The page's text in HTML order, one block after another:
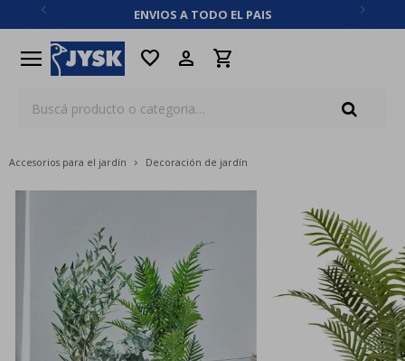
ENVIOS A TODO EL PAIS
menu favorite
Accesorios para el jardín Decoración de jardín
close